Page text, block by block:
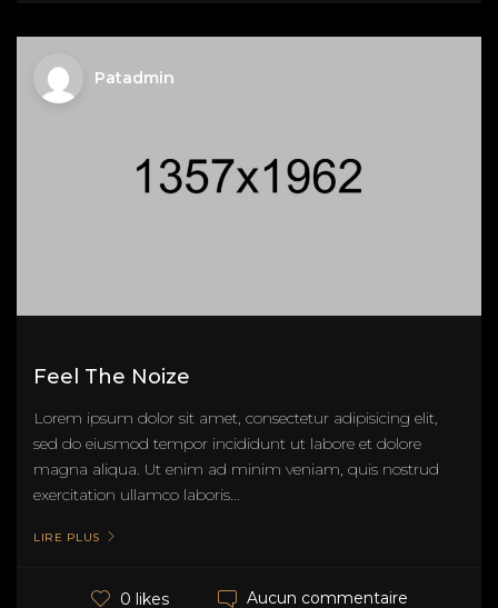
Patadmin
Feel The Noize
Lorem ipsum dolor sit amet, consectetur adipisicing elit,
sed do eiusmod tempor incididunt ut labore et dolore
magna aliqua. Ut enim ad minim veniam, quis nostrud
exercitation ullamco laboris...
LIRE PLUS
0 likes Aucun commentaire